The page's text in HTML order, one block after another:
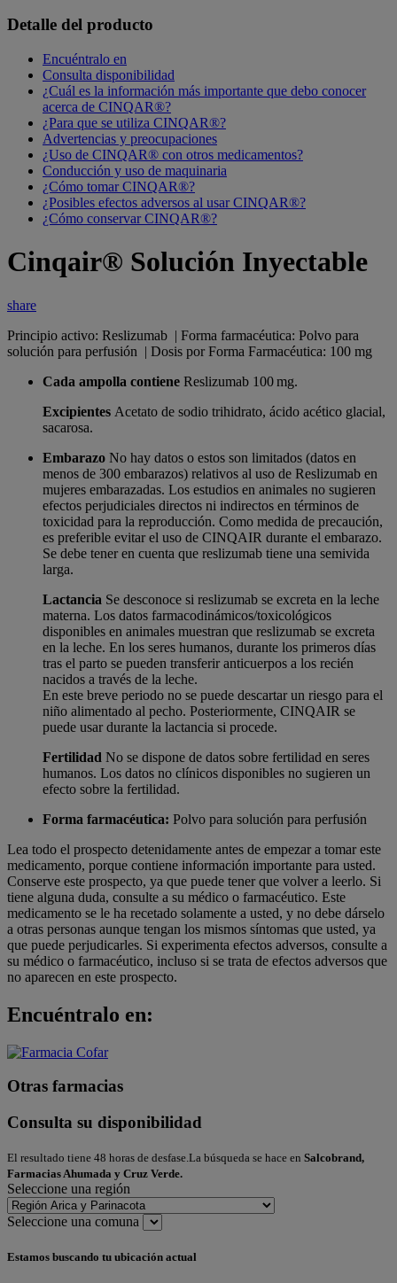
Detalle del producto
Encuéntralo en
Consulta disponibilidad
¿Cuál es la información más importante que debo conocer
acerca de CINQAR®?
¿Para que se utiliza CINQAR®?
Advertencias y preocupaciones
¿Uso de CINQAR® con otros medicamentos?
Conducción y uso de maquinaria
¿Cómo tomar CINQAR®?
¿Posibles efectos adversos al usar CINQAR®?
¿Cómo conservar CINQAR®?
Cinqair® Solución Inyectable
share
Principio activo: Reslizumab | Forma farmacéutica: Polvo para
solución para perfusión | Dosis por Forma Farmacéutica: 100 mg
Cada ampolla contiene Reslizumab 100 mg.
Excipientes Acetato de sodio trihidrato, ácido acético glacial,
sacarosa.
Embarazo No hay datos o estos son limitados (datos en
menos de 300 embarazos) relativos al uso de Reslizumab en
mujeres embarazadas. Los estudios en animales no sugieren
efectos perjudiciales directos ni indirectos en términos de
toxicidad para la reproducción. Como medida de precaución,
es preferible evitar el uso de CINQAIR durante el embarazo.
Se debe tener en cuenta que reslizumab tiene una semivida
larga.
Lactancia Se desconoce si reslizumab se excreta en la leche
materna. Los datos farmacodinámicos/toxicológicos
disponibles en animales muestran que reslizumab se excreta
en la leche. En los seres humanos, durante los primeros días
tras el parto se pueden transferir anticuerpos a los recién
nacidos a través de la leche.
En este breve periodo no se puede descartar un riesgo para el
niño alimentado al pecho. Posteriormente, CINQAIR se
puede usar durante la lactancia si procede.
Fertilidad No se dispone de datos sobre fertilidad en seres
humanos. Los datos no clínicos disponibles no sugieren un
efecto sobre la fertilidad.
Forma farmacéutica: Polvo para solución para perfusión
Lea todo el prospecto detenidamente antes de empezar a tomar este
medicamento, porque contiene información importante para usted.
Conserve este prospecto, ya que puede tener que volver a leerlo. Si
tiene alguna duda, consulte a su médico o farmacéutico. Este
medicamento se le ha recetado solamente a usted, y no debe dárselo
a otras personas aunque tengan los mismos síntomas que usted, ya
que puede perjudicarles. Si experimenta efectos adversos, consulte a
su médico o farmacéutico, incluso si se trata de efectos adversos que
no aparecen en este prospecto.
Encuéntralo en:
Otras farmacias
Consulta su disponibilidad
El resultado tiene 48 horas de desfase.La búsqueda se hace en Salcobrand,
Farmacias Ahumada y Cruz Verde.
Seleccione una región
Seleccione una comuna
Estamos buscando tu ubicación actual